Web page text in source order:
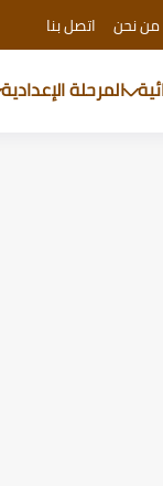
من نحن اتصل بنا
المرحلة الإعدادية